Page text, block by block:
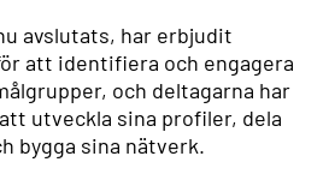
avslutats, har erbjudit
att identifiera och engagera
och deltagarna har
utveckla sina profiler, dela
bygga sina nätverk.